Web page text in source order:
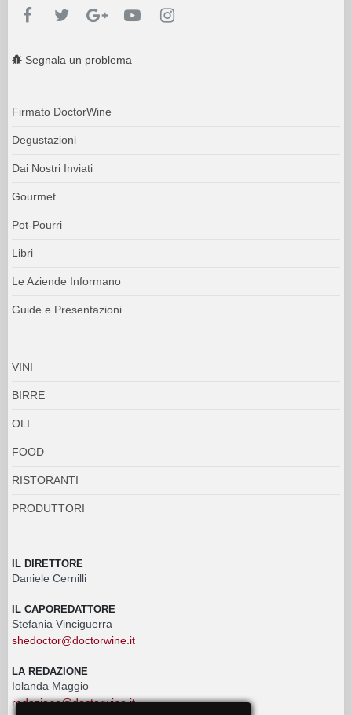
Segnala un problema
Firmato DoctorWine
Degustazioni
Dai Nostri Inviati
Gourmet
Pot-Pourri
Libri
Le Aziende Informano
Guide e Presentazioni
VINI
BIRRE
OLI
FOOD
RISTORANTI
PRODUTTORI
IL DIRETTORE
Daniele Cernilli
IL CAPOREDATTORE
Stefania Vinciguerra
shedoctor@doctorwine.it
LA REDAZIONE
Iolanda Maggio
redazione@doctorwine.it